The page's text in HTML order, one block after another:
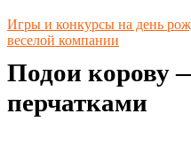
Игры и конкурсы на день
веселой компании
Подои корову
перчатками